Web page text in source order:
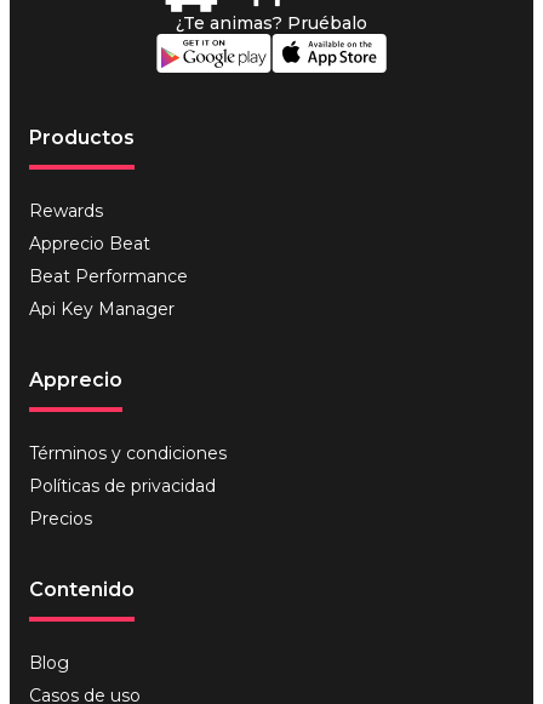
¿Te animas? Pruébalo
Productos
Rewards
Apprecio Beat
Beat Performance
Api Key Manager
Apprecio
Términos y condiciones
Políticas de privacidad
Precios
Contenido
Blog
Casos de uso